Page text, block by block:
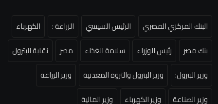
البنك المركزي المصري الرئيس السيسي الزراعة :
الكهرباء
بنك مصر
رئيس الوزراء سلامة الغذاء مصر
نقابة البترول
وزير البترول:
وزير البترول والثروة المعدنية
وزير الزراعة
وزير الصناعة
وزير الكهرباء وزير المالية